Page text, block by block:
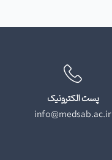
پست الکترونیک
info@medsab.ac.ir